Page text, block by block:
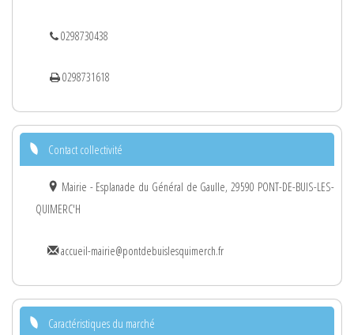
0298730438
0298731618
Contact collectivité
Mairie - Esplanade du Général de Gaulle, 29590 PONT-DE-BUIS-LES-
QUIMERC'H
accueil-mairie@pontdebuislesquimerch.fr
Caractéristiques du marché